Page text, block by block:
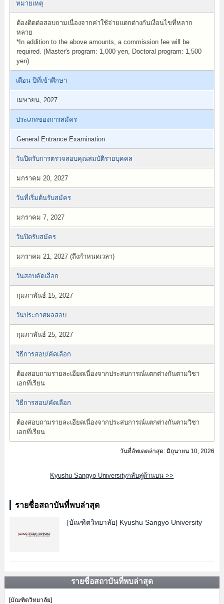
หมายเหตุ
ต้องติดต่อสอบถามเนื่องจากค่าใช้จ่ายแตกต่างกันเงื่อนไขที่หลาก
หลาย
*In addition to the above amounts, a commission fee will be
required. (Master's program: 1,000 yen, Doctoral program: 1,500
yen)
เดือน ปีที่เข้าศึกษา
เมษายน, 2027
ประเภทของการสมัคร
General Entrance Examination
วันปิดรับการตรวจสอบคุณสมบัติรายบุคคล
มกราคม 20, 2027
วันที่เริ่มต้นรับสมัคร
มกราคม 7, 2027
วันปิดรับสมัคร
มกราคม 21, 2027 (ถึงกำหนดเวลา)
วันสอบคัดเลือก
กุมภาพันธ์ 15, 2027
วันประกาศผลสอบ
กุมภาพันธ์ 25, 2027
วิธีการสอบ/คัดเลือก
ต้องสอบถามรายละเอียดเนื่องจากประสบการณ์แตกต่างกันตามวิชา
เอกที่เรียน
วิธีการสอบ/คัดเลือก
ต้องสอบถามรายละเอียดเนื่องจากประสบการณ์แตกต่างกันตามวิชา
เอกที่เรียน
วันที่อัพเดตล่าสุด: มิถุนายน 10, 2026
Kyushu Sangyo Universityกลับสู่ด้านบน >>
รายชื่อสถาบันที่พบล่าสุด
[บัณฑิตวิทยาลัย] Kyushu Sangyo University
รายชื่อสถาบันที่พบล่าสุด
[บัณฑิตวิทยาลัย]